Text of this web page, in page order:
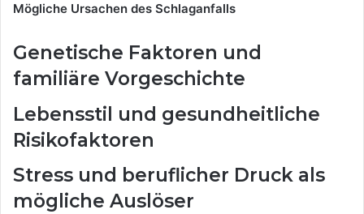
Mögliche Ursachen des Schlaganfalls
Genetische Faktoren und
familiäre Vorgeschichte
Lebensstil und gesundheitliche
Risikofaktoren
Stress und beruflicher Druck als
mögliche Auslöser